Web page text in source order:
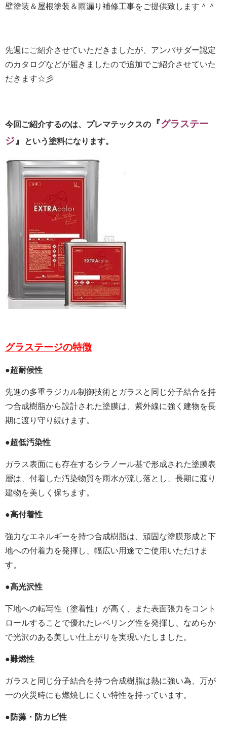
壁塗装＆屋根塗装＆雨漏り補修工事をご提供致します＾＾
先週にご紹介させていただきましたが、アンバサダー認定
のカタログなどが届きましたので追加でご紹介させていた
だきます☆彡
今回ご紹介するのは、プレマテックスの 『グラステー
ジ 』 という塗料になります。
グラステージの特徴
●超耐候性
先進の多重ラジカル制御技術とガラスと同じ分子結合を持
つ合成樹脂から設計された塗膜は、紫外線に強く建物を長
期に渡り守り続けます。
●超低汚染性
ガラス表面にも存在するシラノール基で形成された塗膜表
層は、付着した汚染物質を雨水が流し落とし、長期に渡り
建物を美しく保ちます。
●高付着性
強力なエネルギーを持つ合成樹脂は、頑固な塗膜形成と下
地への付着力を発揮し、幅広い用途でご使用いただけま
す。
●高光沢性
下地への転写性（塗着性）が高く、また表面張力をコント
ロールすることで優れたレベリング性を発揮し、なめらか
で光沢のある美しい仕上がりを実現いたしました。
●難燃性
ガラスと同じ分子結合を持つ合成樹脂は熱に強い為、万が
一の火災時にも燃焼しにくい特性を持っています。
●防藻・防カビ性